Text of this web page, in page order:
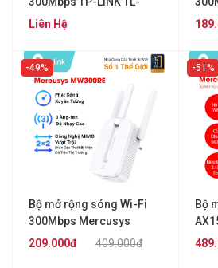
WA854RE
Liên Hệ
49%
Bộ mở rộng sóng Wi-Fi
300Mbps Mercusys
MW300RE
409.000đ
209.000đ
51%
Bộ